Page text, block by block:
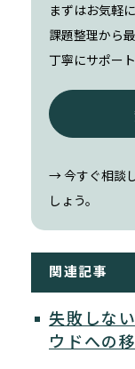
まずはお気軽
課題整理から
丁寧にサポー
→ 今すぐ相談
しょう。
関連記事
失敗しな
ウドへの